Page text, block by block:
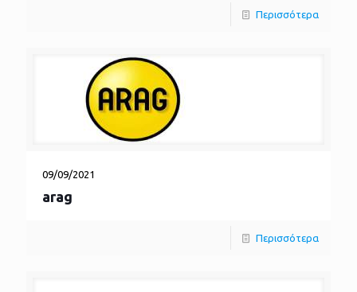
Περισσότερα
09/09/2021
arag
Περισσότερα